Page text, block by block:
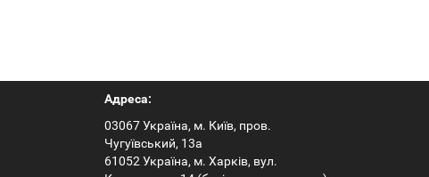
Адреса:
03067 Україна, м. Київ, пров.
Чугуївський, 13а
61052 Україна, м. Харків, вул.